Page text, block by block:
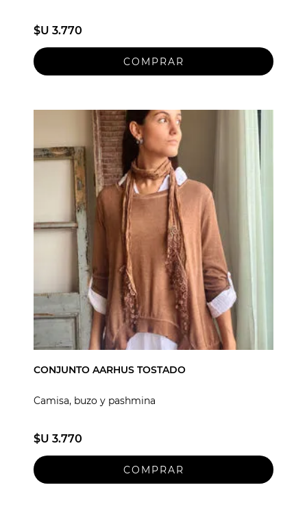
$U 3.770
CONJUNTO AARHUS TOSTADO
Camisa, buzo y pashmina
$U 3.770